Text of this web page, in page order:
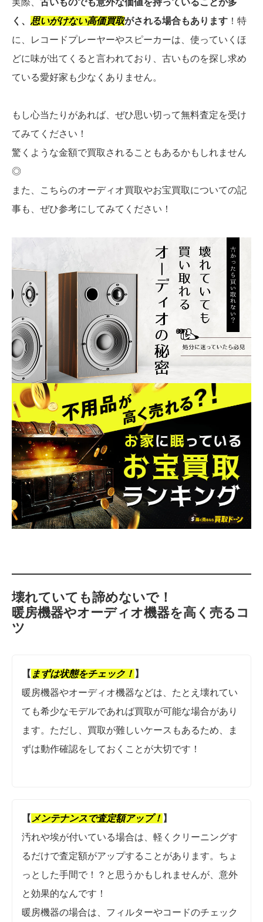
く、 思いがけない高価買取がされる場合もあります ！特
に、レコードプレーヤーやスピーカーは、使っていくほ
どに味が出てくると言われており、古いものを探し求め
ている愛好家も少なくありません。
もし心当たりがあれば、ぜひ思い切って無料査定を受け
てみてください！
驚くような金額で買取されることもあるかもしれません
◎
また、こちらのオーディオ買取やお宝買取についての記
事も、ぜひ参考にしてみてください！
壊れていても諦めないで！
暖房機器やオーディオ機器を高く売るコ
ツ
【 まずは状態をチェック ！ 】
暖房機器やオーディオ機器などは、たとえ壊れてい
ても希少なモデルであれば買取が可能な場合があり
ます。ただし、買取が難しいケースもあるため、ま
ずは動作確認をしておくことが大切です！
【 メンテナンスで査定額アップ！ 】
汚れや埃が付いている場合は、軽くクリーニングす
るだけで査定額がアップすることがあります。ちょ
っとした手間で！？と思うかもしれませんが、意外
と効果的なんです！
暖房機器の場合は、フィルターやコードのチェック